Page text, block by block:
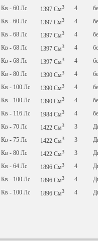
Кв - 60 Лс 1397 См3 4
Кв - 60 Лс 1397 См3 4
Кв - 68 Лс 1397 См3 4
Кв - 68 Лс 1397 См3 4
Кв - 68 Лс 1397 См3 4
Кв - 80 Лс 1390 См3 4
Кв - 100 Лс 1390 См3 4
Кв - 100 Лс 1390 См3 4
Кв - 116 Лс 1984 См3 4
Кв - 70 Лс 1422 См3 3
Кв - 75 Лс 1422 См3 3
Кв - 80 Лс 1422 См3 3
Кв - 64 Лс 1896 См3 4
Кв - 100 Лс 1896 См3 4
Кв - 100 Лс 1896 См3 4